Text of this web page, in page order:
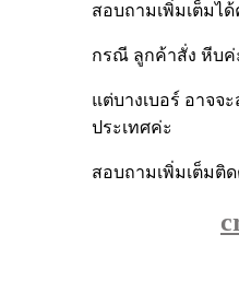
สอบถามเพิ่มเต็มไ
กรณี ลูกค้าสั่ง หีบค่
แต่บางเบอร์ อาจจ
ประเทศค่ะ
สอบถามเพิ่มเต็มติด